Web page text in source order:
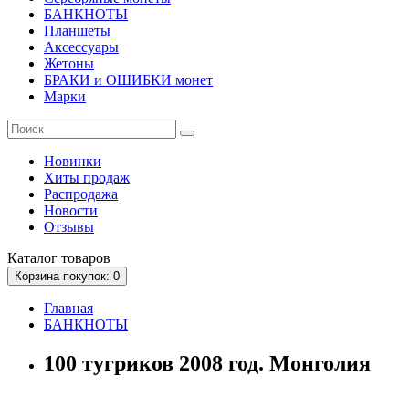
БАНКНОТЫ
Планшеты
Аксессуары
Жетоны
БРАКИ и ОШИБКИ монет
Марки
Новинки
Хиты продаж
Распродажа
Новости
Отзывы
Каталог товаров
Корзинапокупок: 0
Главная
БАНКНОТЫ
100 тугриков 2008 год. Монголия